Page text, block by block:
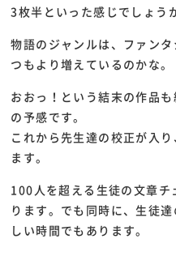
3枚半といった感じでしょう
物語のジャンルは、ファン
つもより増えているのかな。
おおっ！という結末の作品
の予感です。
これから先生達の校正が入
ます。
100人を超える生徒の文章チ
ります。でも同時に、生徒
しい時間でもあります。